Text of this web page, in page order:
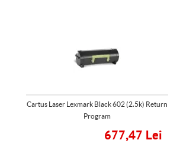
Cartus Laser Lexmark Black 602 (2.5k) Return
Program
677,47 Lei